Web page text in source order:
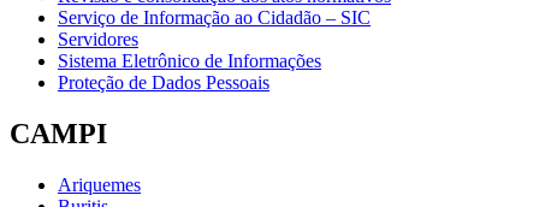
Serviço de Informação ao Cidadão – SIC
Servidores
Sistema Eletrônico de Informações
Proteção de Dados Pessoais
CAMPI
Ariquemes